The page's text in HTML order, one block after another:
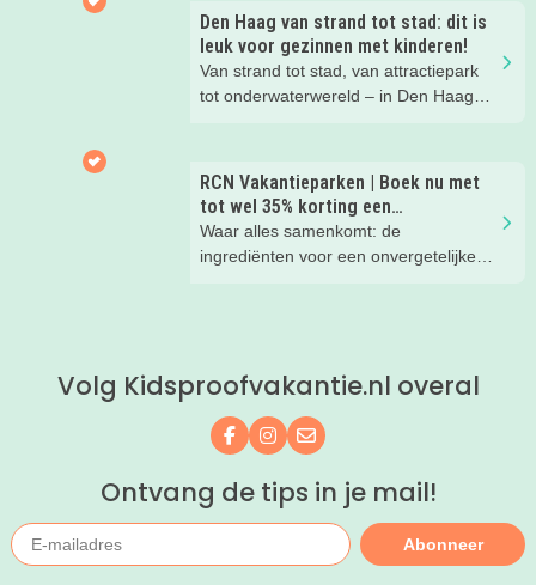
kinderhotels van Valk Exclusief en
boek een heerlijk nachtje weg met je
kind(eren).
Den Haag van strand tot stad: dit is
leuk voor gezinnen met kinderen!
Van strand tot stad, van attractiepark
tot onderwaterwereld – in Den Haag
ontspannen met een lekkere lunch op
het strand en een duik in zee. Heerlijk!
RCN Vakantieparken | Boek nu met
tot wel 35% korting een
zomervakantie!
Waar alles samenkomt: de
ingrediënten voor een onvergetelijke
Volg Kidsproofvakantie.nl overal
Volg ons op Facebook
Volg ons op Instagram
Mail ons
Ontvang de tips in je mail!
Abonneer